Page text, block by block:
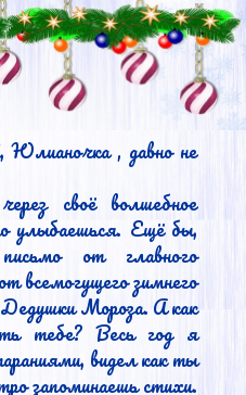
Юлианочка , давно не
своё волшебное
улыбаешься. Ещё бы,
от главного
всемогущего зимнего
Мороза. А как
тебе? Весь год я
видел как ты
запоминаешь стихи.